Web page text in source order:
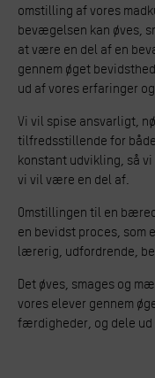
omstilling af vores
bevægelsen kan øves,
at være en del af en
gennem øget
ud af vores erfaringer
Vi vil spise ansvarligt,
tilfredsstillende for
konstant udvikling, så
vi vil være en del af.
Omstillingen til en
en bevidst proces, som
lærerig, udfordrende,
Det øves, smages og
vores elever gennem
færdigheder, og dele ud